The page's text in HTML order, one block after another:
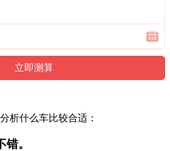
析什么车比较合适：
。